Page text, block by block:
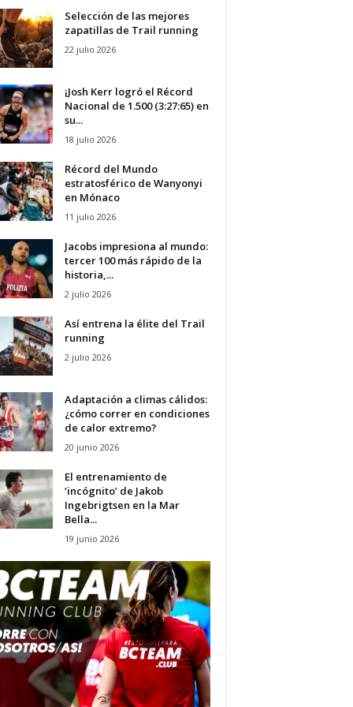
Selección de las mejores
zapatillas de Trail running
22 julio 2026
¡Josh Kerr logró el Récord
Nacional de 1.500 (3:27:65) en
su...
18 julio 2026
Récord del Mundo
estratosférico de Wanyonyi
en Mónaco
11 julio 2026
Jacobs impresiona al mundo:
tercer 100 más rápido de la
historia,...
2 julio 2026
Así entrena la élite del Trail
running
2 julio 2026
Adaptación a climas cálidos:
¿cómo correr en condiciones
de calor extremo?
20 junio 2026
El entrenamiento de
‘incógnito’ de Jakob
Ingebrigtsen en la Mar
Bella...
19 junio 2026